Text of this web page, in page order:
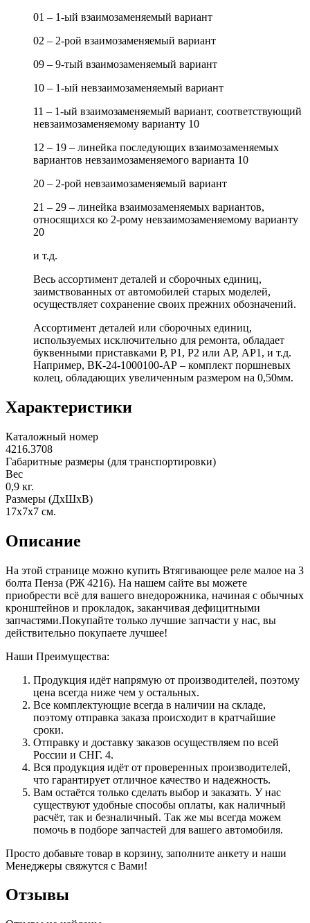
01 – 1-ый взаимозаменяемый вариант
02 – 2-рой взаимозаменяемый вариант
09 – 9-тый взаимозаменяемый вариант
10 – 1-ый невзаимозаменяемый вариант
11 – 1-ый взаимозаменяемый вариант, соответствующий
невзаимозаменяемому варианту 10
12 – 19 – линейка последующих взаимозаменяемых
вариантов невзаимозаменяемого варианта 10
20 – 2-рой невзаимозаменяемый вариант
21 – 29 – линейка взаимозаменяемых вариантов,
относящихся ко 2-рому невзаимозаменяемому варианту
20
и т.д.
Весь ассортимент деталей и сборочных единиц,
заимствованных от автомобилей старых моделей,
осуществляет сохранение своих прежних обозначений.
Ассортимент деталей или сборочных единиц,
используемых исключительно для ремонта, обладает
буквенными приставками Р, Р1, Р2 или АР, АР1, и т.д.
Например, ВК-24-1000100-АР – комплект поршневых
колец, обладающих увеличенным размером на 0,50мм.
Характеристики
Каталожный номер
4216.3708
Габаритные размеры (для транспортировки)
Вес
0,9 кг.
Размеры (ДхШхВ)
17х7х7 см.
Описание
На этой странице можно купить Втягивающее реле малое на 3
болта Пенза (РЖ 4216). На нашем сайте вы можете
приобрести всё для вашего внедорожника, начиная с обычных
кронштейнов и прокладок, заканчивая дефицитными
запчастями.Покупайте только лучшие запчасти у нас, вы
действительно покупаете лучшее!
Наши Преимущества:
Продукция идёт напрямую от производителей, поэтому
цена всегда ниже чем у остальных.
Все комплектующие всегда в наличии на складе,
поэтому отправка заказа происходит в кратчайшие
сроки.
Отправку и доставку заказов осуществляем по всей
России и СНГ. 4.
Вся продукция идёт от проверенных производителей,
что гарантирует отличное качество и надежность.
Вам остаётся только сделать выбор и заказать. У нас
существуют удобные способы оплаты, как наличный
расчёт, так и безналичный. Так же мы всегда можем
помочь в подборе запчастей для вашего автомобиля.
Просто добавьте товар в корзину, заполните анкету и наши
Менеджеры свяжутся с Вами!
Отзывы